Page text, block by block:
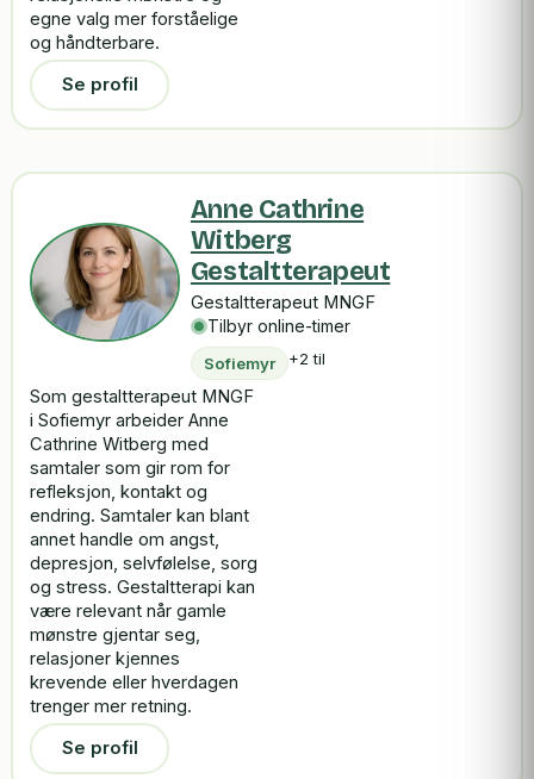
egne valg mer forståelige
og håndterbare.
Se profil
Anne Cathrine
Witberg
Gestaltterapeut
Gestaltterapeut MNGF
Tilbyr online-timer
Sofiemyr +2 til
Som gestaltterapeut MNGF
i Sofiemyr arbeider Anne
Cathrine Witberg med
samtaler som gir rom for
refleksjon, kontakt og
endring. Samtaler kan blant
annet handle om angst,
depresjon, selvfølelse, sorg
og stress. Gestaltterapi kan
være relevant når gamle
mønstre gjentar seg,
relasjoner kjennes
krevende eller hverdagen
trenger mer retning.
Se profil